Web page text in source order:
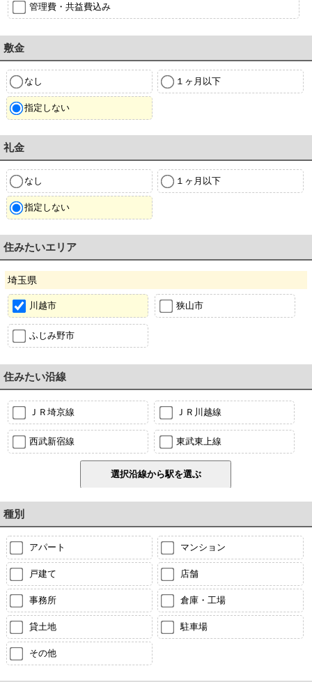
管理費・共益費込み
敷金
なし １ヶ月以下
指定しない
礼金
なし １ヶ月以下
指定しない
住みたいエリア
埼玉県
川越市 狭山市
ふじみ野市
住みたい沿線
ＪＲ埼京線 ＪＲ川越線
西武新宿線 東武東上線
種別
アパート マンション
戸建て 店舗
事務所 倉庫・工場
貸土地 駐車場
その他